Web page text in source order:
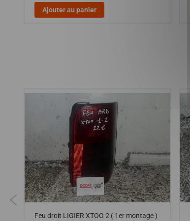
Ajouter au panier
Feu droit LIGIER XTOO 2 ( 1er montage )